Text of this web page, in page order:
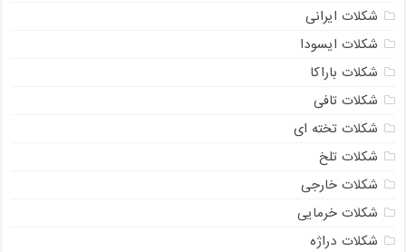
شکلات ایرانی
شکلات ایسودا
شکلات باراکا
شکلات تافی
شکلات تخته ای
شکلات تلخ
شکلات خارجی
شکلات خرمایی
شکلات دراژه